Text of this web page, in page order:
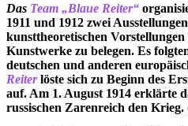
Das Team „Blaue Reiter“
1911 und 1912 zwei
kunsttheoretischen Vorstellungen
Kunstwerke zu belegen. Es
deutschen und anderen
Reiterlöste sich zu Beginn des
auf. Am 1. August 1914 erklärte
russischen Zarenreich den Krieg.